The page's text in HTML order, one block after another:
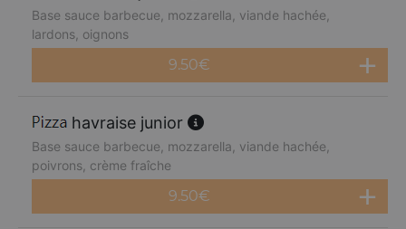
Base sauce barbecue, mozzarella, viande hachée,
lardons, oignons
9.50€
havraise junior
Base sauce barbecue, mozzarella, viande hachée,
poivrons, crème fraîche
9.50€